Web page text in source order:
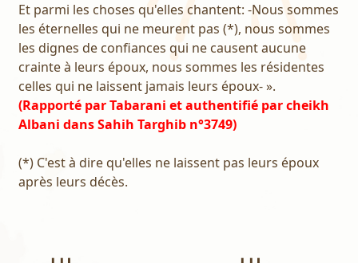
Et parmi les choses qu'elles chantent: -Nous sommes
les éternelles qui ne meurent pas (*), nous sommes
les dignes de confiances qui ne causent aucune
crainte à leurs époux, nous sommes les résidentes
celles qui ne laissent jamais leurs époux- ».
(Rapporté par Tabarani et authentifié par cheikh
Albani dans Sahih Targhib n°3749)
(*) C'est à dire qu'elles ne laissent pas leurs époux
après leurs décès.